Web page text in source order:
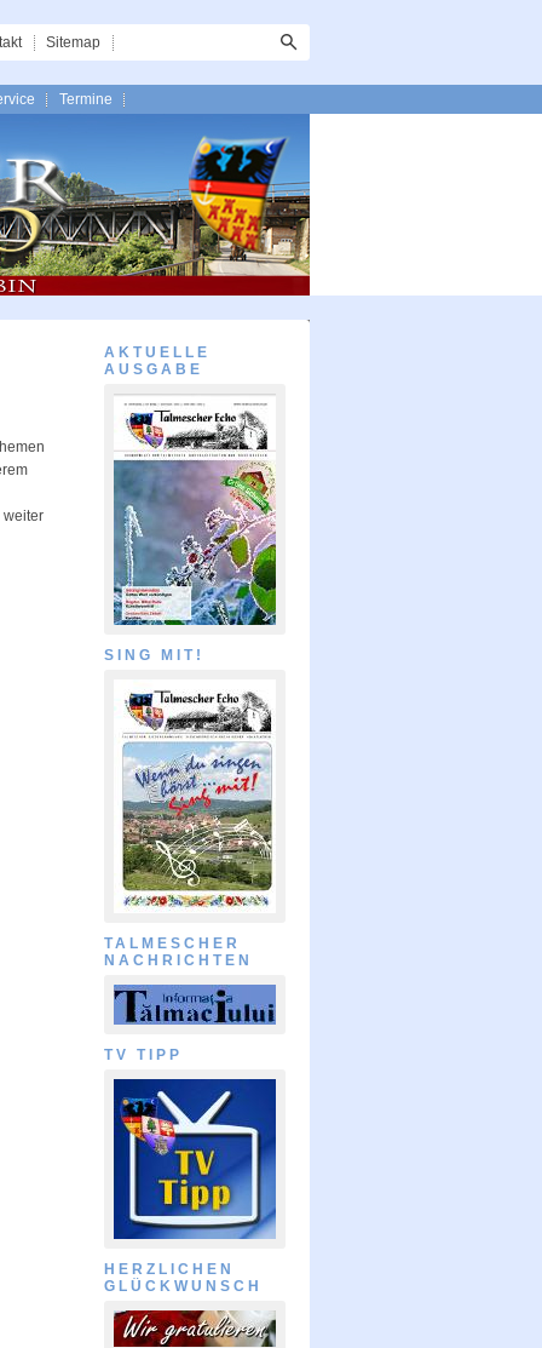
Sitemap
Termine
weiter
AKTUELLE
AUSGABE
SING MIT!
TALMESCHER
NACHRICHTEN
TV TIPP
HERZLICHEN
GLÜCKWUNSCH